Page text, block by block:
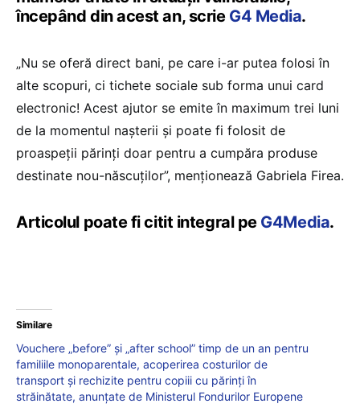
începând din acest an, scrie G4 Media.
„Nu se oferă direct bani, pe care i-ar putea folosi în
alte scopuri, ci tichete sociale sub forma unui card
electronic! Acest ajutor se emite în maximum trei luni
de la momentul nașterii și poate fi folosit de
proaspeții părinți doar pentru a cumpăra produse
destinate nou-născuților”, menționează Gabriela Firea.
Articolul poate fi citit integral pe G4Media.
Similare
Vouchere „before” și „after school” timp de un an pentru
familiile monoparentale, acoperirea costurilor de
transport și rechizite pentru copiii cu părinți în
străinătate, anunțate de Ministerul Fondurilor Europene